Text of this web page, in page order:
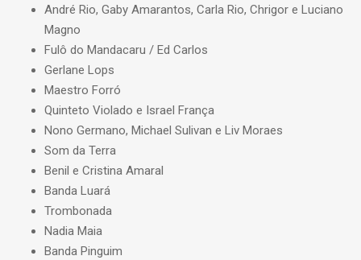
André Rio, Gaby Amarantos, Carla Rio, Chrigor e Luciano
Magno
Fulô do Mandacaru / Ed Carlos
Gerlane Lops
Maestro Forró
Quinteto Violado e Israel França
Nono Germano, Michael Sulivan e Liv Moraes
Som da Terra
Benil e Cristina Amaral
Banda Luará
Trombonada
Nadia Maia
Banda Pinguim